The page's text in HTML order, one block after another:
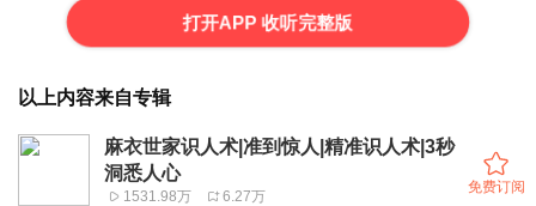
打开APP 收听完整版
以上内容来自专辑
麻衣世家识人术|准到惊人|精准识人术|3秒
洞悉人心
1531.98万 6.27万
免费订阅